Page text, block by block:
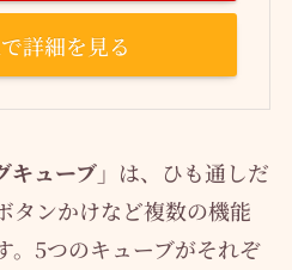
詳細を見る
キューブ」 は、ひも通しだ
タンかけなど複数の機能
。5つのキューブがそれぞ